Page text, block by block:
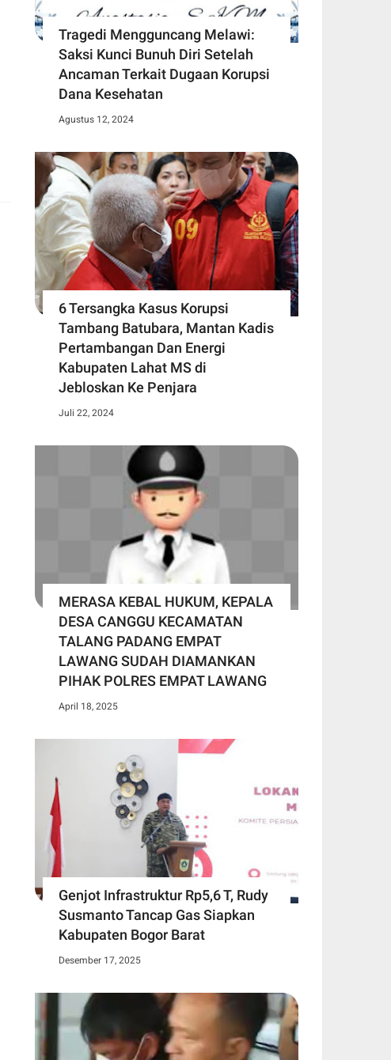
Tragedi Mengguncang Melawi:
Saksi Kunci Bunuh Diri Setelah
Ancaman Terkait Dugaan Korupsi
Dana Kesehatan
Agustus 12, 2024
6 Tersangka Kasus Korupsi
Tambang Batubara, Mantan Kadis
Pertambangan Dan Energi
Kabupaten Lahat MS di
Jebloskan Ke Penjara
Juli 22, 2024
MERASA KEBAL HUKUM, KEPALA
DESA CANGGU KECAMATAN
TALANG PADANG EMPAT
LAWANG SUDAH DIAMANKAN
PIHAK POLRES EMPAT LAWANG
April 18, 2025
Genjot Infrastruktur Rp5,6 T, Rudy
Susmanto Tancap Gas Siapkan
Kabupaten Bogor Barat
Desember 17, 2025